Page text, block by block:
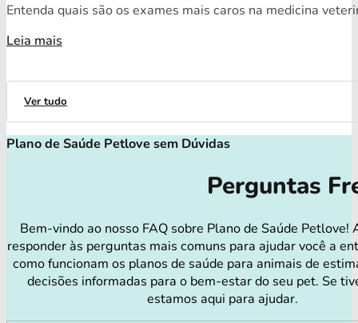
Entenda quais são os exames mais caros na medicina
Leia mais
Ver tudo
Plano de Saúde Petlove sem Dúvidas
Perguntas
Bem-vindo ao nosso FAQ sobre Plano de Saúde Petlove!
responder às perguntas mais comuns para ajudar você a
como funcionam os planos de saúde para animais de
decisões informadas para o bem-estar do seu pet. Se
estamos aqui para ajudar.